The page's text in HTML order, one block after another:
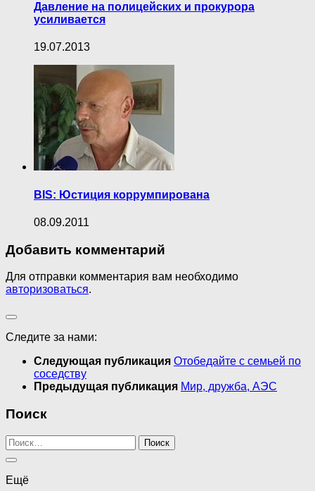
Давление на полицейских и прокурора
усиливается
19.07.2013
BIS: Юстиция коррумпирована
08.09.2011
Добавить комментарий
Для отправки комментария вам необходимо
авторизоваться.
Следите за нами:
Следующая публикация Отобедайте с семьей по
соседству
Предыдущая публикация Мир, дружба, АЭС
Поиск
Найти:
Ещё